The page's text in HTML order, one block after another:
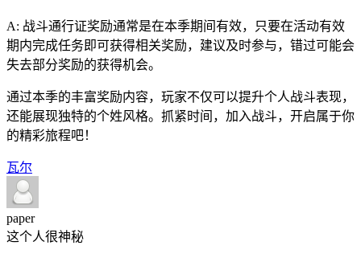
A: 战斗通行证奖励通常是在本季期间有效，只要在活动有效
期内完成任务即可获得相关奖励，建议及时参与，错过可能会
失去部分奖励的获得机会。
通过本季的丰富奖励内容，玩家不仅可以提升个人战斗表现，
还能展现独特的个姓风格。抓紧时间，加入战斗，开启属于你
的精彩旅程吧！
瓦尔
paper
这个人很神秘